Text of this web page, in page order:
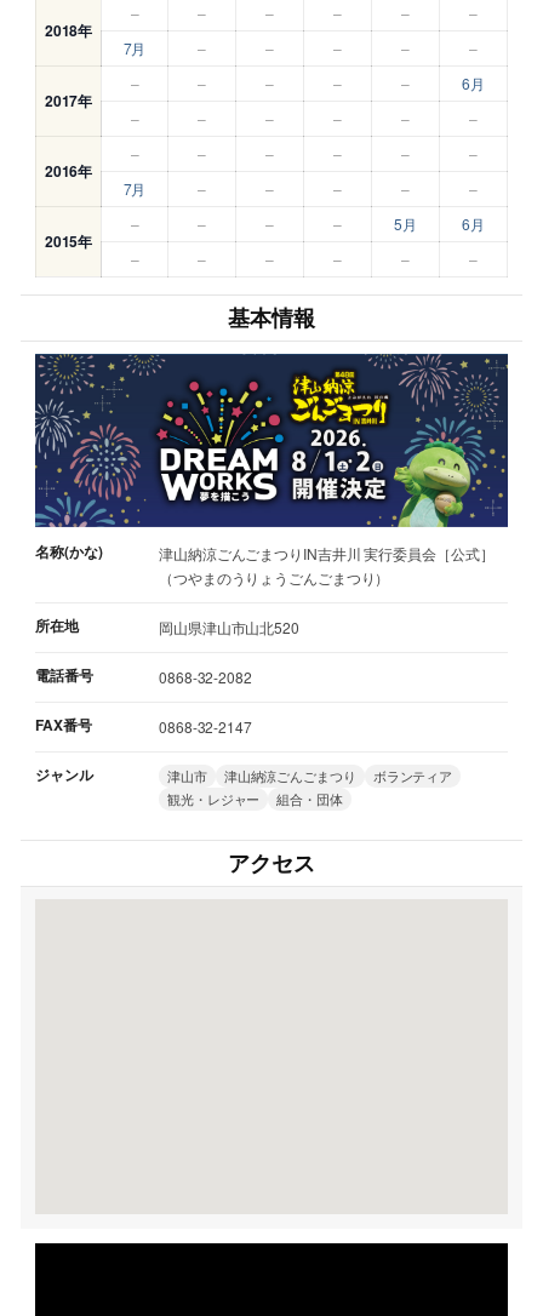
2018年
– – – – –
–
7月
– – – – –
2017年
– – – – –
6月
–
– – – – –
2016年
– – – – –
–
7月
– – – – –
2015年
– – – – 5月
6月
–
– – – – –
基本情報
名称(かな)
津山納涼ごんごまつりIN吉井川 実行委員会［公式］
（つやまのうりょうごんごまつり）
所在地 岡山県津山市山北520
電話番号 0868-32-2082
FAX番号 0868-32-2147
ジャンル 津山市 津山納涼ごんごまつり
ボランティア
観光・レジャー
組合・団体
アクセス